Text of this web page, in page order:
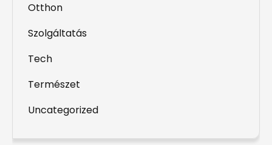
Otthon
Szolgáltatás
Tech
Természet
Uncategorized